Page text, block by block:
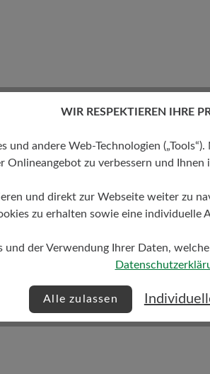
kräftige Füße
WIR RESPEKTIEREN IHRE
und andere Web-Technologien
Onlineangebot zu verbessern und
und direkt zur Webseite weiter zu
zu erhalten sowie eine
der Verwendung Ihrer Daten,
Alle zulassen